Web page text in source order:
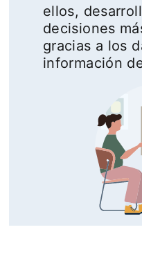
ellos,
decisiones
gracias a los
información